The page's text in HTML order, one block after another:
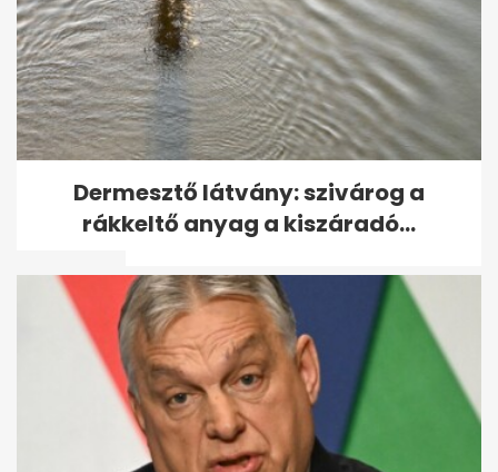
Bejelentette Trump, mivel
bünteti Kínát, mivel szerinte
az nem...
Dermesztő látvány: szivárog a
rákkeltő anyag a kiszáradó...